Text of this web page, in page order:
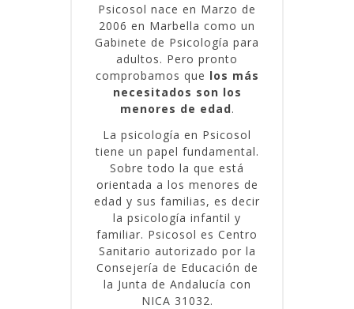
Psicosol nace en Marzo de
2006 en Marbella como un
Gabinete de Psicología para
adultos. Pero pronto
comprobamos que los más
necesitados son los
menores de edad.
La psicología en Psicosol
tiene un papel fundamental.
Sobre todo la que está
orientada a los menores de
edad y sus familias, es decir
la psicología infantil y
familiar. Psicosol es Centro
Sanitario autorizado por la
Consejería de Educación de
la Junta de Andalucía con
NICA 31032.